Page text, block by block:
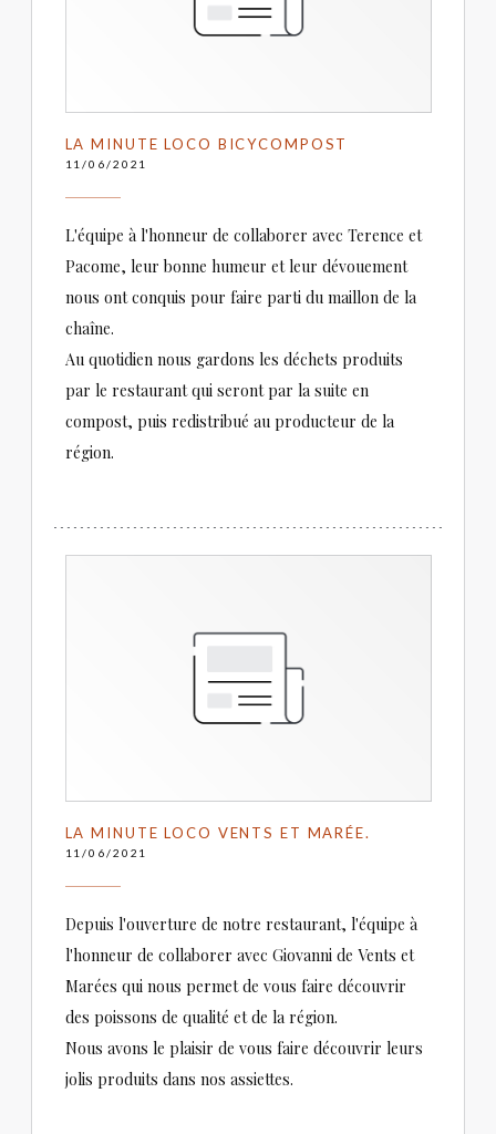
LA MINUTE LOCO BICYCOMPOST
11/06/2021
L'équipe à l'honneur de collaborer avec Terence et
Pacome, leur bonne humeur et leur dévouement
nous ont conquis pour faire parti du maillon de la
chaîne.
Au quotidien nous gardons les déchets produits
par le restaurant qui seront par la suite en
compost, puis redistribué au producteur de la
région.
LA MINUTE LOCO VENTS ET MARÉE.
11/06/2021
Depuis l'ouverture de notre restaurant, l'équipe à
l'honneur de collaborer avec Giovanni de Vents et
Marées qui nous permet de vous faire découvrir
des poissons de qualité et de la région.
Nous avons le plaisir de vous faire découvrir leurs
jolis produits dans nos assiettes.